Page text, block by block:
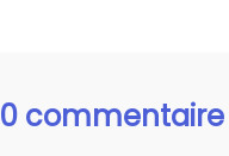
0 commentaire